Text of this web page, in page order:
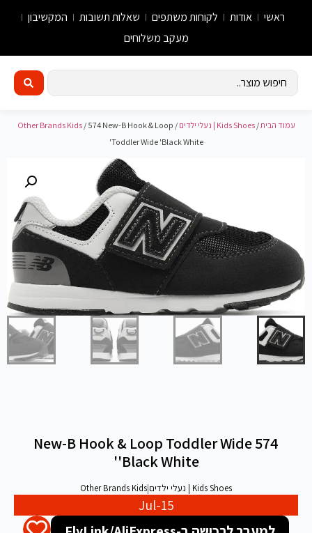
ראשי אודות לקוחות משתפים שאלות תשובות
המקשיבון
מעקב משלוחים
עמוד הבית/Kids Shoes | נעלי ילדים /
Other Brands Kids/ 574 New-B Hook & Loop
Toddler Wide 'Black White'
574 New-B Hook & Loop Toddler Wide
'Black White'
Kids Shoes | נעלי ילדים |
Other Brands Kids
Jul-15